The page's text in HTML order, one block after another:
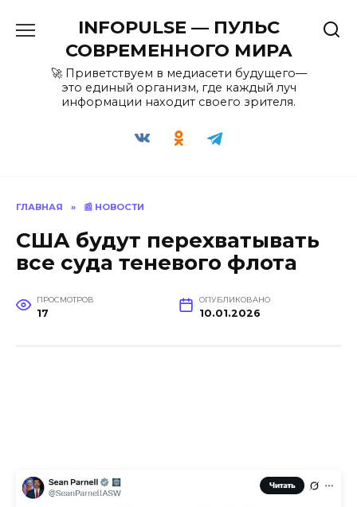
содержанию
INFOPULSE — ПУЛЬС
СОВРЕМЕННОГО МИРА
🚀 Приветствуем в медиасети будущего—
это единый организм, где каждый луч
информации находит своего зрителя.
ГЛАВНАЯ » 📰 НОВОСТИ
США будут перехватывать
все суда теневого флота
ПРОСМОТРОВ
17
ОПУБЛИКОВАНО
10.01.2026